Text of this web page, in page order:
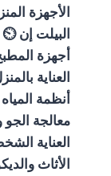
الأجهزة
البيلت إن ⏲️
أجهزة
العناية
أنظمة
معالجة الجو
العناية
الأثاث